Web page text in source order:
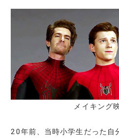
メイキング
20年前、当時小学生だった自